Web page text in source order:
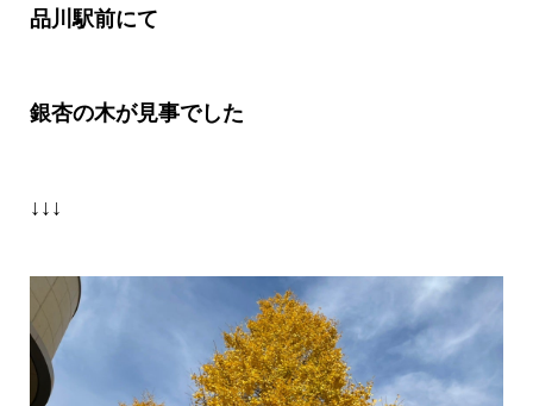
品川駅前にて
銀杏の木が見事でした
↓↓↓